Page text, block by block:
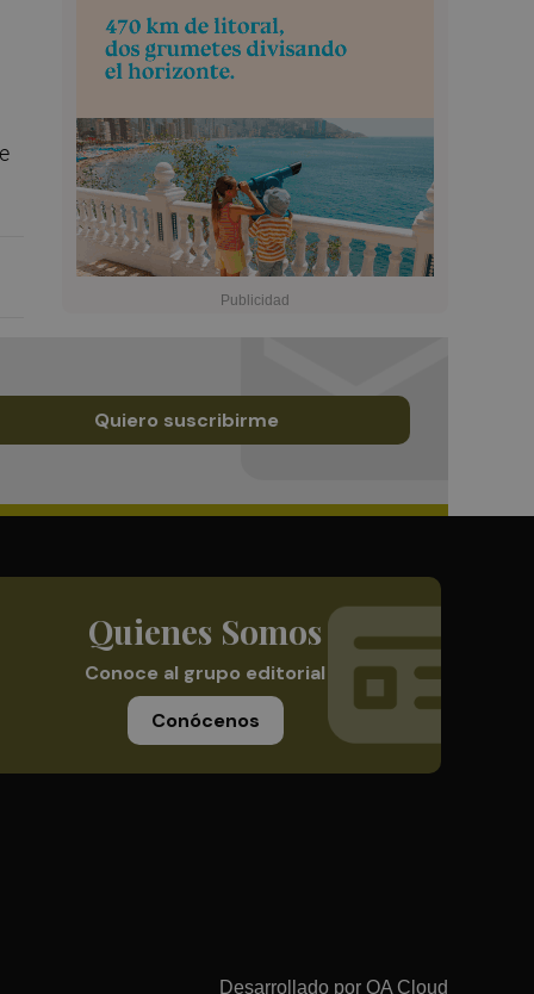
Quiero suscribirme
Quienes Somos
Conoce al grupo editorial
Conócenos
Desarrollado por OA Cloud